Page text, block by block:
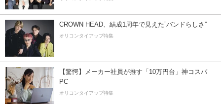
CROWN HEAD、結成1周年で見えた”バンドらしさ”
オリコンタイアップ特集
【驚愕】メーカー社員が推す「10万円台」神コスパ
PC
オリコンタイアップ特集